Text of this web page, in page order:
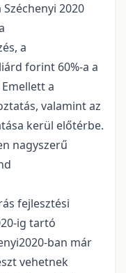
2020
a
forint 60%-a a
a
valamint az
kerül előtérbe.
nagyszerű
fejlesztési
ig tartó
ban már
vehetnek